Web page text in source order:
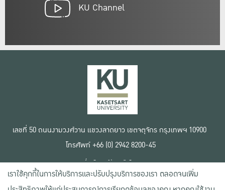
KU Channel
เลขที่ 50 ถนนงามวงศ์วาน แขวงลาดยาว เขตจตุจักร กรุงเทพฯ 10900
โทรศัพท์ +66 (0) 2942 8200-45
เงื่อนไขการใช้งานเว็บไซต์
ข้อตกลงด้านสิทธิ์ใช้งาน
นโยบายความเป็นส่วนตัว
เราใช้คุกกี้ในการให้บริการและปรับปรุงบริการของเรา ตลอดจนเพิ่ม